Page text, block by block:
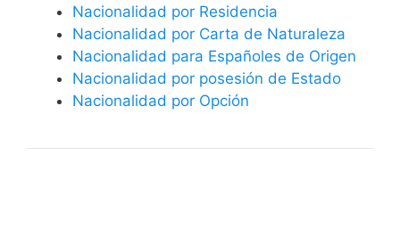
Nacionalidad por Residencia
Nacionalidad por Carta de Naturaleza
Nacionalidad para Españoles de Origen
Nacionalidad por posesión de Estado
Nacionalidad por Opción